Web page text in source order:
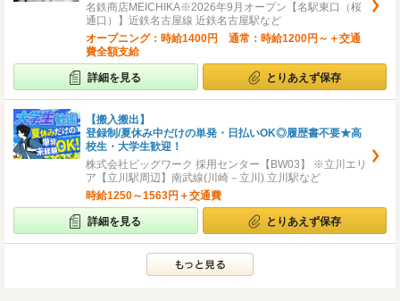
名鉄商店MEICHIKA※2026年9月オープン【名駅東口（桜
通口）】近鉄名古屋線 近鉄名古屋駅など
オープニング：時給1400円 通常：時給1200円～＋交通
費全額支給
詳細を見る とりあえず保存
【搬入搬出】
登録制/夏休み中だけの単発・日払いOK◎履歴書不要★高
校生・大学生歓迎！
株式会社ビッグワーク 採用センター【BW03】 ※立川エリ
ア【立川駅周辺】南武線(川崎－立川) 立川駅など
時給1250～1563円＋交通費
詳細を見る とりあえず保存